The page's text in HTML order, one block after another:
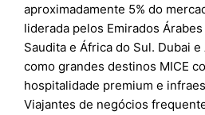
aproximadamente 5% do
liderada pelos Emirados
Saudita e África do Sul. Dubai
como grandes destinos MICE
hospitalidade premium e
Viajantes de negócios